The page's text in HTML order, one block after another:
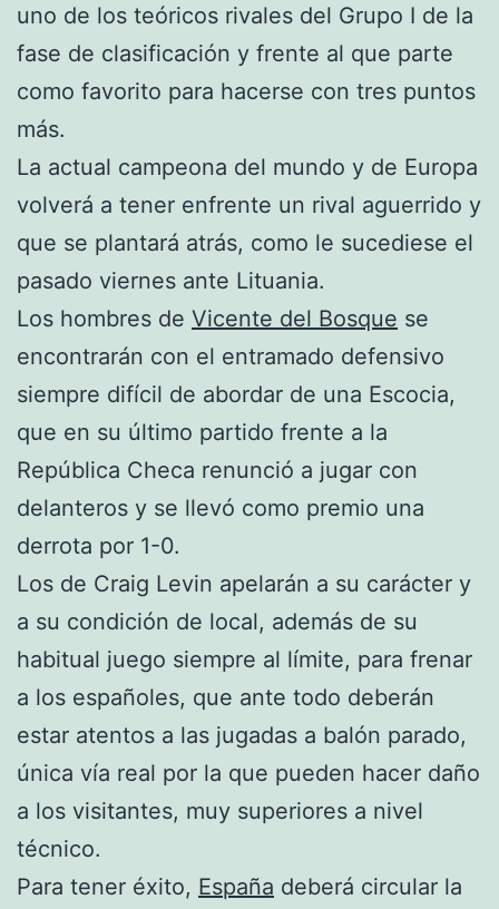
uno de los teóricos rivales del Grupo I de la
fase de clasificación y frente al que parte
como favorito para hacerse con tres puntos
más.
La actual campeona del mundo y de Europa
volverá a tener enfrente un rival aguerrido y
que se plantará atrás, como le sucediese el
pasado viernes ante Lituania.
Los hombres de Vicente del Bosque se
encontrarán con el entramado defensivo
siempre difícil de abordar de una Escocia,
que en su último partido frente a la
República Checa renunció a jugar con
delanteros y se llevó como premio una
derrota por 1-0.
Los de Craig Levin apelarán a su carácter y
a su condición de local, además de su
habitual juego siempre al límite, para frenar
a los españoles, que ante todo deberán
estar atentos a las jugadas a balón parado,
única vía real por la que pueden hacer daño
a los visitantes, muy superiores a nivel
técnico.
Para tener éxito, España deberá circular la